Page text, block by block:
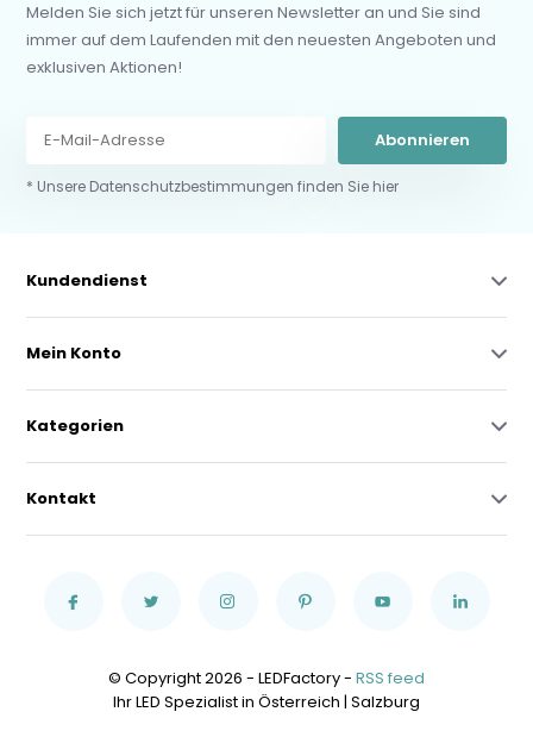
Melden Sie sich jetzt für unseren Newsletter an und Sie sind
immer auf dem Laufenden mit den neuesten Angeboten und
exklusiven Aktionen!
Abonnieren
* Unsere Datenschutzbestimmungen finden Sie hier
Kundendienst
Mein Konto
Kategorien
Kontakt
© Copyright 2026 - LEDFactory - RSS feed
Ihr LED Spezialist in Österreich | Salzburg